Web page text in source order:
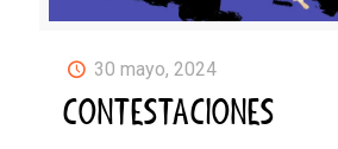
30 mayo, 2024
CONTESTACIONES